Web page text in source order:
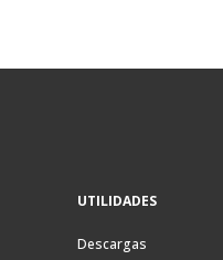
UTILIDADES
Descargas